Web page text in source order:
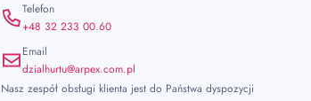
Telefon
+48 32 233 00 60
Email
dzialhurtu@arpex.com.pl
Nasz zespół obsługi klienta jest do Państwa dyspozycji